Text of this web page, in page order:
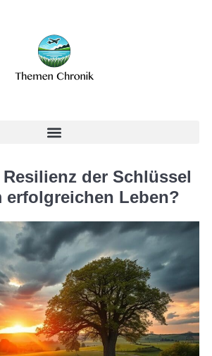
der Schlüssel
erfolgreichen Leben?